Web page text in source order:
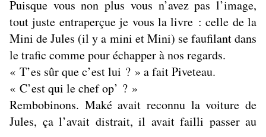
Puisque vous non plus vous n’avez pas l’image,
tout juste entraperçue je vous la livre : celle de la
Mini de Jules (il y a mini et Mini) se faufilant dans
le trafic comme pour échapper à nos regards.
« T’es sûr que c’est lui ? » a fait Piveteau.
« C’est qui le chef op’ ? »
Rembobinons. Maké avait reconnu la voiture de
Jules, ça l’avait distrait, il avait failli passer au